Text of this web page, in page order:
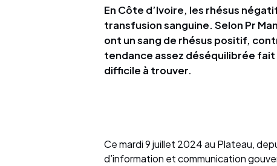
En Côte d’Ivoire, les rhésus
transfusion sanguine. Selon Pr
ont un sang de rhésus positif,
tendance assez déséquilibrée
difficile à trouver.
Ce mardi 9 juillet 2024 au Plateau,
d’information et communication